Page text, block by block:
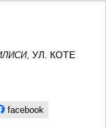
, УЛ. КОТЕ
facebook